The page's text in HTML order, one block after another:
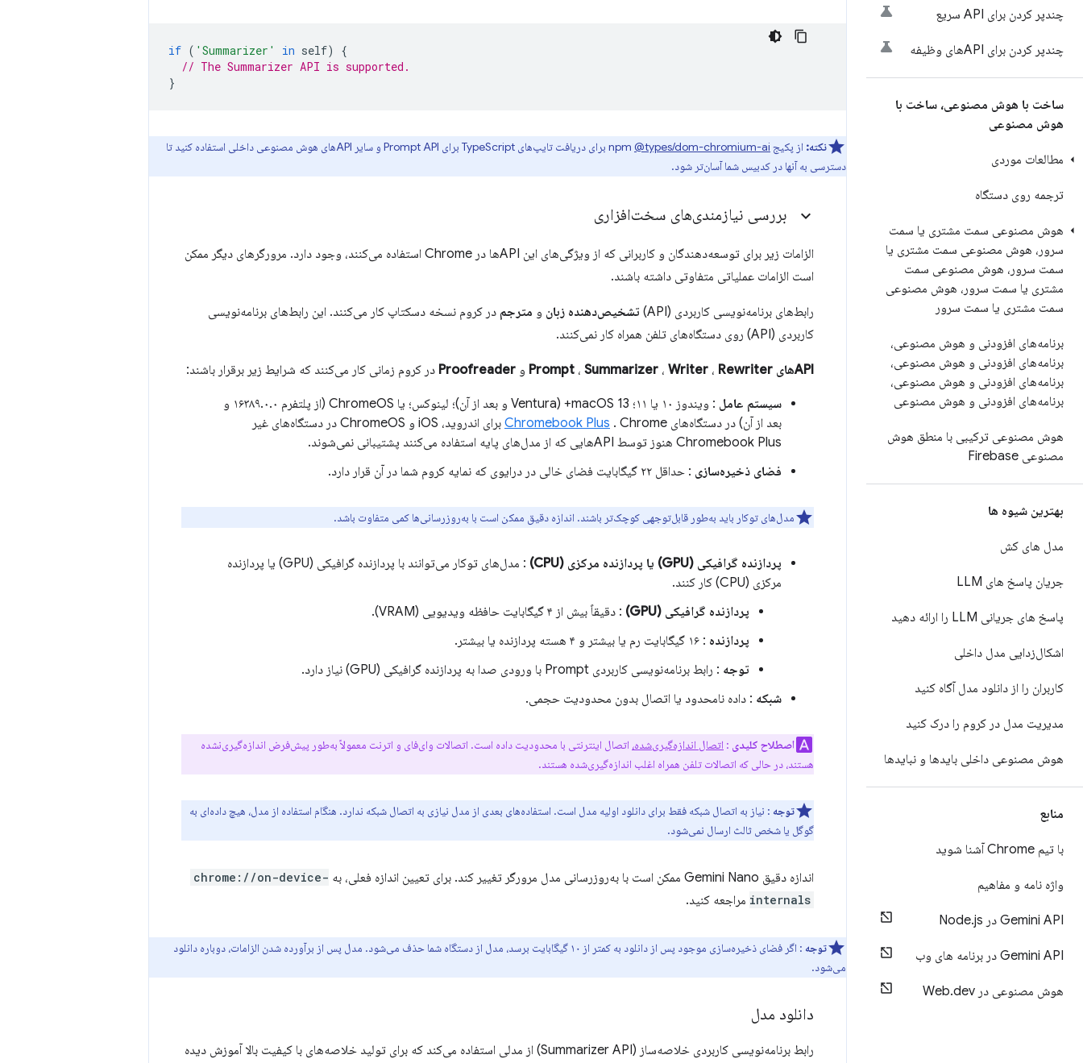
چندپر کردن برای API سریع
چندپر کردن برای APIهای وظیفه
ساخت با هوش مصنوعی، ساخت با
هوش مصنوعی
مطالعات موردی
ترجمه روی دستگاه
هوش مصنوعی سمت مشتری یا سمت
سرور، هوش مصنوعی سمت مشتری یا
سمت سرور، هوش مصنوعی سمت
مشتری یا سمت سرور، هوش مصنوعی
سمت مشتری یا سمت سرور
برنامه‌های افزودنی و هوش مصنوعی،
برنامه‌های افزودنی و هوش مصنوعی،
برنامه‌های افزودنی و هوش مصنوعی،
برنامه‌های افزودنی و هوش مصنوعی
هوش مصنوعی ترکیبی با منطق هوش
مصنوعی Firebase
بهترین شیوه ها
مدل های کش
جریان پاسخ های LLM
پاسخ های جریانی LLM را ارائه دهید
اشکال‌زدایی مدل داخلی
کاربران را از دانلود مدل آگاه کنید
مدیریت مدل در کروم را درک کنید
هوش مصنوعی داخلی بایدها و نبایدها
منابع
با تیم Chrome آشنا شوید
واژه نامه و مفاهیم
Gemini API در Node .js
Gemini API در برنامه های وب
هوش مصنوعی در Web .dev
if ( 'Summarizer' in self)
{
// The Summarizer API is supported.
}
نکته: از پکیج npm @types/dom-chromium-ai
برای دریافت تایپ‌های TypeScript برای Prompt API و سایر APIهای هوش مصنوعی داخلی استفاده کنید تا
دسترسی به آنها در کدبیس شما آسان‌تر شود.
بررسی نیازمندی‌های سخت‌افزاری
الزامات زیر برای توسعه‌دهندگان و کاربرانی که از ویژگی‌های این APIها در Chrome استفاده می‌کنند، وجود دارد. مرورگرهای دیگر ممکن
است الزامات عملیاتی متفاوتی داشته باشند.
رابط‌های برنامه‌نویسی کاربردی (API) تشخیص‌دهنده زبان و مترجم در کروم نسخه دسکتاپ کار می‌کنند. این رابط‌های برنامه‌نویسی
کاربردی (API) روی دستگاه‌های تلفن همراه کار نمی‌کنند.
APIهای Prompt ، Summarizer ، Writer ، Rewriter و Proofreader در کروم زمانی کار می‌کنند که شرایط زیر برقرار باشند:
سیستم عامل
: ویندوز ۱۰ یا ۱۱؛ macOS 13+ (Ventura و بعد از آن)؛ لینوکس؛ یا ChromeOS (از پلتفرم ۱۶۳۸۹.۰.۰ و
بعد از آن) در دستگاه‌های
Chromebook Plus
. Chrome برای اندروید، iOS و ChromeOS در دستگاه‌های غیر
Chromebook Plus هنوز توسط APIهایی که از مدل‌های پایه استفاده می‌کنند پشتیبانی نمی‌شوند.
فضای ذخیره‌سازی : حداقل ۲۲ گیگابایت فضای خالی در درایوی که نمایه کروم شما در آن قرار دارد.
مدل‌های توکار باید به‌طور قابل‌توجهی کوچک‌تر باشند. اندازه دقیق ممکن است با به‌روزرسانی‌ها کمی متفاوت باشد.
پردازنده گرافیکی (GPU) یا پردازنده مرکزی (CPU)
: مدل‌های توکار می‌توانند با پردازنده گرافیکی (GPU) یا پردازنده
مرکزی (CPU) کار کنند.
پردازنده گرافیکی (GPU)
: دقیقاً بیش از ۴ گیگابایت حافظه ویدیویی (VRAM).
پردازنده : ۱۶ گیگابایت رم یا بیشتر و ۴ هسته پردازنده یا بیشتر.
توجه : رابط برنامه‌نویسی کاربردی Prompt با ورودی صدا به پردازنده گرافیکی (GPU) نیاز دارد.
شبکه : داده نامحدود یا اتصال بدون محدودیت حجمی.
اصطلاح کلیدی : اتصال اندازه‌گیری‌شده، اتصال اینترنتی با محدودیت داده است. اتصالات وای‌فای و اترنت معمولاً به‌طور پیش‌فرض اندازه‌گیری‌نشده
هستند، در حالی که اتصالات تلفن همراه اغلب اندازه‌گیری‌شده هستند.
توجه : نیاز به اتصال شبکه فقط برای دانلود اولیه مدل است. استفاده‌های بعدی از مدل نیازی به اتصال شبکه ندارد. هنگام استفاده از مدل، هیچ داده‌ای به
گوگل یا شخص ثالث ارسال نمی‌شود.
اندازه دقیق Gemini Nano ممکن است با به‌روزرسانی مدل مرورگر تغییر کند. برای تعیین اندازه فعلی، به
chrome://on-device-
internals مراجعه کنید.
توجه
: اگر فضای ذخیره‌سازی موجود پس از دانلود به کمتر از ۱۰ گیگابایت برسد، مدل از دستگاه شما حذف می‌شود. مدل پس از برآورده شدن الزامات، دوباره دانلود
می‌شود.
دانلود مدل
رابط برنامه‌نویسی کاربردی خلاصه‌ساز (Summarizer API) از مدلی استفاده می‌کند که برای تولید خلاصه‌های با کیفیت بالا آموزش دیده